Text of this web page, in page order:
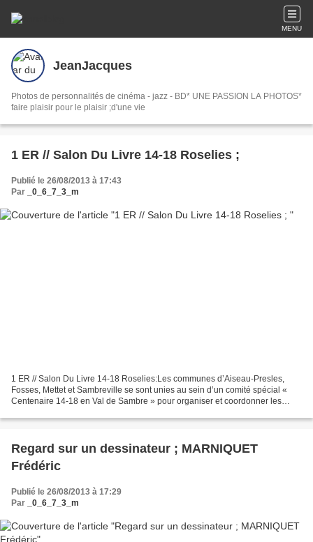
MENU
JeanJacques
Photos de personnalités de cinéma - jazz - BD* UNE PASSION LA PHOTOS*
faire plaisir pour le plaisir ;d'une vie
1 ER // Salon Du Livre 14-18 Roselies ;
Publié le 26/08/2013 à 17:43
Par
_0_6_7_3_m
1 ER // Salon Du Livre 14-18 Roselies:Les communes d’Aiseau-Presles,
Fosses, Mettet et Sambreville se sont unies au sein d’un comité spécial «
Centenaire 14-18 en Val de Sambre » pour organiser et coordonner les
Regard sur un dessinateur ; MARNIQUET
Frédéric
Publié le 26/08/2013 à 17:29
Par
_0_6_7_3_m